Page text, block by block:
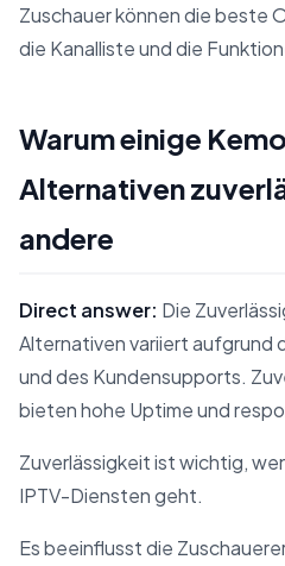
Zuschauer können die beste
die Kanalliste und die
Warum einige
Alternativen
andere
Direct answer: Die
Alternativen variiert aufgrund
und des Kundensupports.
bieten hohe Uptime und
Zuverlässigkeit ist wichtig,
IPTV-Diensten geht.
Es beeinflusst die